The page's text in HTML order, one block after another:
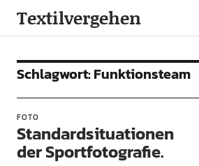
Textilvergehen
Schlagwort:Funktionsteam
FOTO
Standardsituationen
der Sportfotografie.